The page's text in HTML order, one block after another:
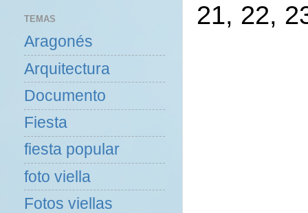
21, 22,
TEMAS
Aragonés
Arquitectura
Documento
Fiesta
fiesta popular
foto viella
Fotos viellas